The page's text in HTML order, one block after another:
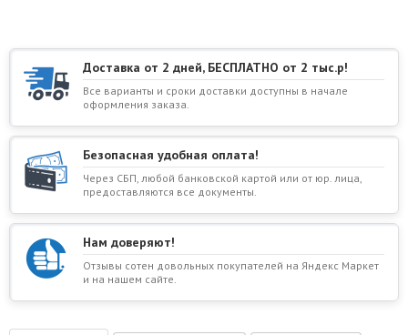
Доставка от 2 дней, БЕСПЛАТНО от 2 тыс.р!
Все варианты и сроки доставки доступны в начале
оформления заказа.
Безопасная удобная оплата!
Через СБП, любой банковской картой или от юр. лица,
предоставляются все документы.
Нам доверяют!
Отзывы сотен довольных покупателей на Яндекс Маркет
и на нашем сайте.